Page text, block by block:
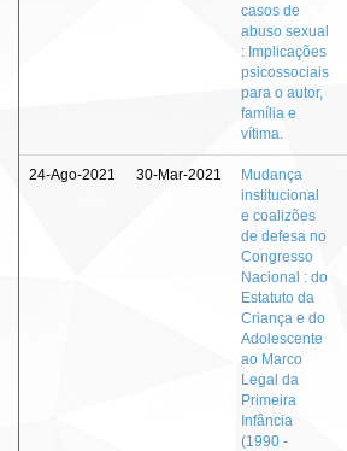
casos de
abuso sexual
: Implicações
psicossociais
para o autor,
família e
vítima.
24-Ago-2021 30-Mar-2021
Mudança
institucional
e coalizões
de defesa no
Congresso
Nacional : do
Estatuto da
Criança e do
Adolescente
ao Marco
Legal da
Primeira
Infância
(1990 -